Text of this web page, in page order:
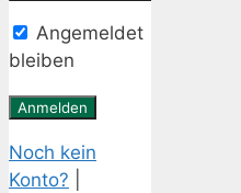
Angemeldet
bleiben
Noch kein
Konto?